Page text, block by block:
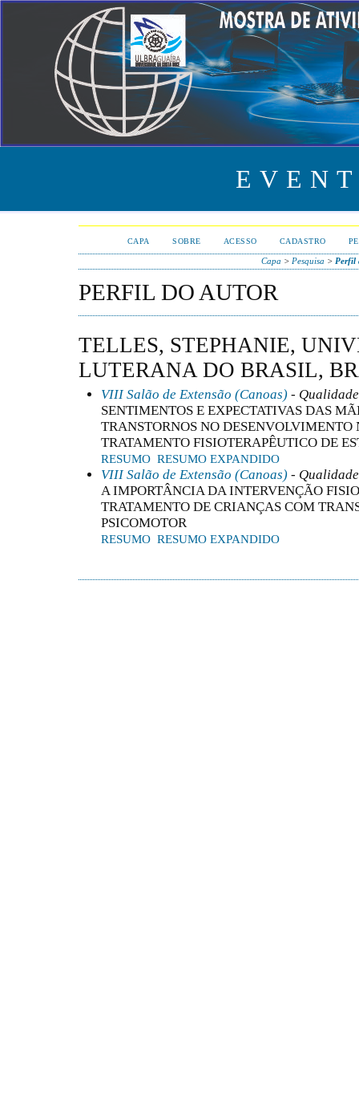
CAPA SOBRE ACESSO CADASTRO
Capa > Pesquisa > Perfil
PERFIL DO AUTOR
TELLES, STEPHANIE,
LUTERANA DO BRASIL,
VIII Salão de Extensão (Canoas) -
SENTIMENTOS E EXPECTATIVAS DAS
TRANSTORNOS NO DESENVOLVIMENTO
TRATAMENTO FISIOTERAPÊUTICO DE
RESUMO RESUMO EXPANDIDO
VIII Salão de Extensão (Canoas) -
A IMPORTÂNCIA DA INTERVENÇÃO
TRATAMENTO DE CRIANÇAS COM
PSICOMOTOR
RESUMO RESUMO EXPANDIDO